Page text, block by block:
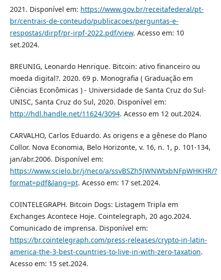
2021. Disponível em: https://www.gov.br/receitafederal/pt-
br/centrais-de-conteudo/publicacoes/perguntas-e-
respostas/dirpf/pr-irpf-2022.pdf/view. Acesso em: 10
set.2024.
BREUNIG, Leonardo Henrique. Bitcoin: ativo financeiro ou
moeda digital?. 2020. 69 p. Monografia ( Graduação em
Ciências Econômicas ) - Universidade de Santa Cruz do Sul-
UNISC, Santa Cruz do Sul, 2020. Disponível em:
http://hdl.handle.net/11624/3094. Acesso em 12 out.2024.
CARVALHO, Carlos Eduardo. As origens e a gênese do Plano
Collor. Nova Economia, Belo Horizonte, v. 16, n. 1, p. 101-134,
jan/abr.2006. Disponível em:
https://www.scielo.br/j/neco/a/ssvBSZh5JWNWtxbNFpWHKHR/?
format=pdf&lang=pt. Acesso em: 17 set.2024.
COINTELEGRAPH. Bitcoin Dogs: Listagem Tripla em
Exchanges Acontece Hoje. Cointelegraph, 20 ago.2024.
Comunicado de imprensa. Disponível em:
https://br.cointelegraph.com/press-releases/crypto-in-latin-
america-the-3-best-countries-to-live-in-with-zero-taxation.
Acesso em: 15 set.2024.